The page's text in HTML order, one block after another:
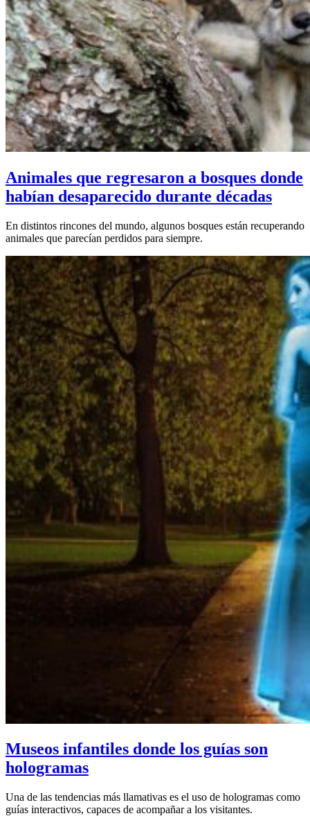
Animales que regresaron a bosques donde
habían desaparecido durante décadas
En distintos rincones del mundo, algunos bosques están recuperando
animales que parecían perdidos para siempre.
Museos infantiles donde los guías son
hologramas
Una de las tendencias más llamativas es el uso de hologramas como
guías interactivos, capaces de acompañar a los visitantes.